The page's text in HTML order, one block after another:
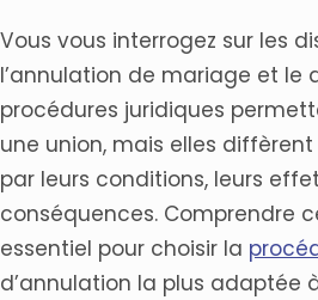
Vous vous interrogez sur les
l’annulation de mariage et le
procédures juridiques
une union, mais elles
par leurs conditions, leurs
conséquences. Comprendre
essentiel pour choisir la
d’annulation la plus adaptée